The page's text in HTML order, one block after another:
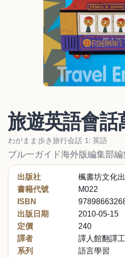
旅遊英語會話
わがまま歩き旅行会話 1: 英語
ブル一ガイド海外版編集部編
出版社
楓書坊文化
書籍代號
M022
ISBN
出版日期
2010-05-15
定價
240
譯者
譯人館翻譯
系列
語言學習